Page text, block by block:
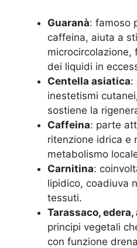
Guaranà: famoso
caffeina, aiuta a
microcircolazione,
dei liquidi in
Centella asiatica:
inestetismi
sostiene la
Caffeina: parte
ritenzione idrica e
metabolismo
Carnitina:
lipidico, coadiuva
tessuti.
Tarassaco,
principi vegetali
con funzione